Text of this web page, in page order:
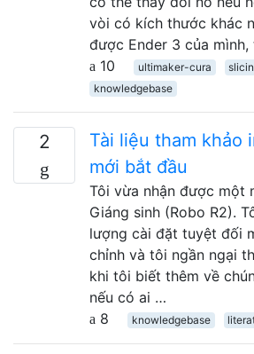
vòi có kích thước khác
được Ender 3 của
10
ultimaker-cura
knowledgebase
2
Tài liệu tham khảo
mới bắt đầu
Tôi vừa nhận được một
Giáng sinh (Robo R2).
lượng cài đặt tuyệt đối
chỉnh và tôi ngần ngại
khi tôi biết thêm về
nếu có ai …
8
knowledgebase